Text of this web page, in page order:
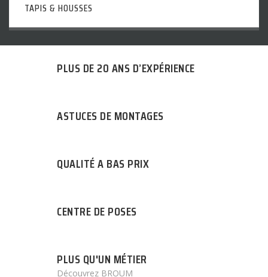
TAPIS & HOUSSES
PLUS DE 20 ANS D’EXPÉRIENCE
ASTUCES DE MONTAGES
QUALITÉ A BAS PRIX
CENTRE DE POSES
PLUS QU'UN MÉTIER
Découvrez BROUM